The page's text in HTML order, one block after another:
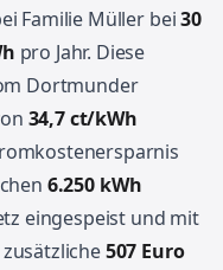
Familie Müller bei30
pro Jahr. Diese
Dortmunder
34,7 ct/kWh
6.250 kWh
eingespeist und mit
507 Euro